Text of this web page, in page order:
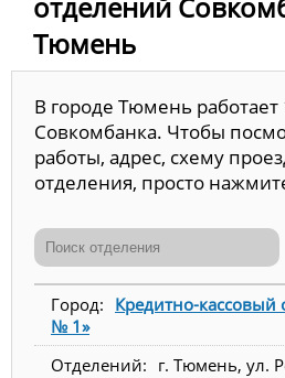
отделений
Тюмень
В городе Тюмень работает
Совкомбанка. Чтобы
работы, адрес, схему
отделения, просто
Кредитно-
№ 1»
г. Тюмень, ул.